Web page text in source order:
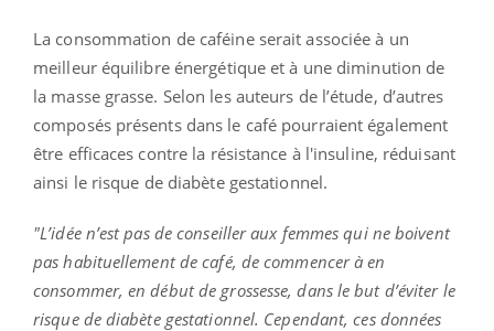
La consommation de caféine serait associée à un
meilleur équilibre énergétique et à une diminution de
la masse grasse. Selon les auteurs de l’étude, d’autres
composés présents dans le café pourraient également
être efficaces contre la résistance à l'insuline, réduisant
ainsi le risque de diabète gestationnel.
"L’idée n’est pas de conseiller aux femmes qui ne boivent
pas habituellement de café, de commencer à en
consommer, en début de grossesse, dans le but d’éviter le
risque de diabète gestationnel. Cependant, ces données